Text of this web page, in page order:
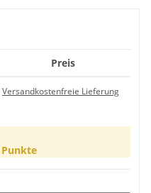
Preis
Versandkostenfreie Lieferung
Punkte